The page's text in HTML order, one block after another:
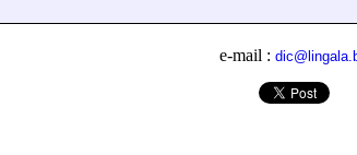
e-mail :